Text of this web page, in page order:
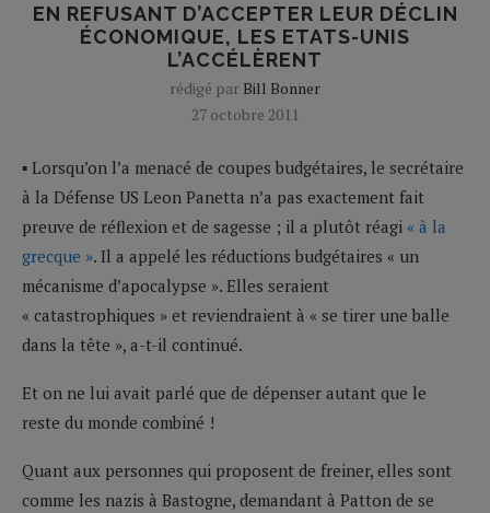
EN REFUSANT D’ACCEPTER LEUR DÉCLIN
ÉCONOMIQUE, LES ETATS-UNIS
L’ACCÉLÈRENT
rédigé par Bill Bonner
27 octobre 2011
▪ Lorsqu’on l’a menacé de coupes budgétaires, le secrétaire
à la Défense US Leon Panetta n’a pas exactement fait
preuve de réflexion et de sagesse ; il a plutôt réagi « à la
grecque ». Il a appelé les réductions budgétaires « un
mécanisme d’apocalypse ». Elles seraient
« catastrophiques » et reviendraient à « se tirer une balle
dans la tête », a-t-il continué.
Et on ne lui avait parlé que de dépenser autant que le
reste du monde combiné !
Quant aux personnes qui proposent de freiner, elles sont
comme les nazis à Bastogne, demandant à Patton de se